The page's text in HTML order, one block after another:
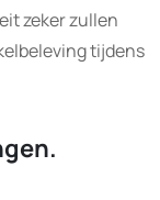
zeker zullen
tijdens